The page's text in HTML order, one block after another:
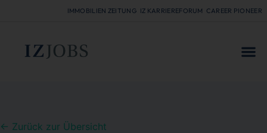
IMMOBILIEN ZEITUNG IZ KARRIEREFORUM CAREER PIONEER
← Zurück zur Übersicht